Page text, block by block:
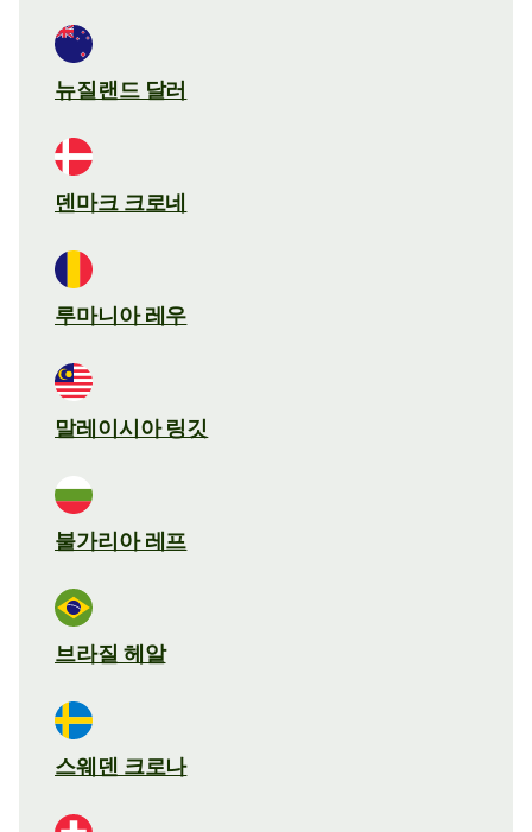
뉴질랜드 달러
덴마크 크로네
루마니아 레우
말레이시아 링깃
불가리아 레프
브라질 헤알
스웨덴 크로나